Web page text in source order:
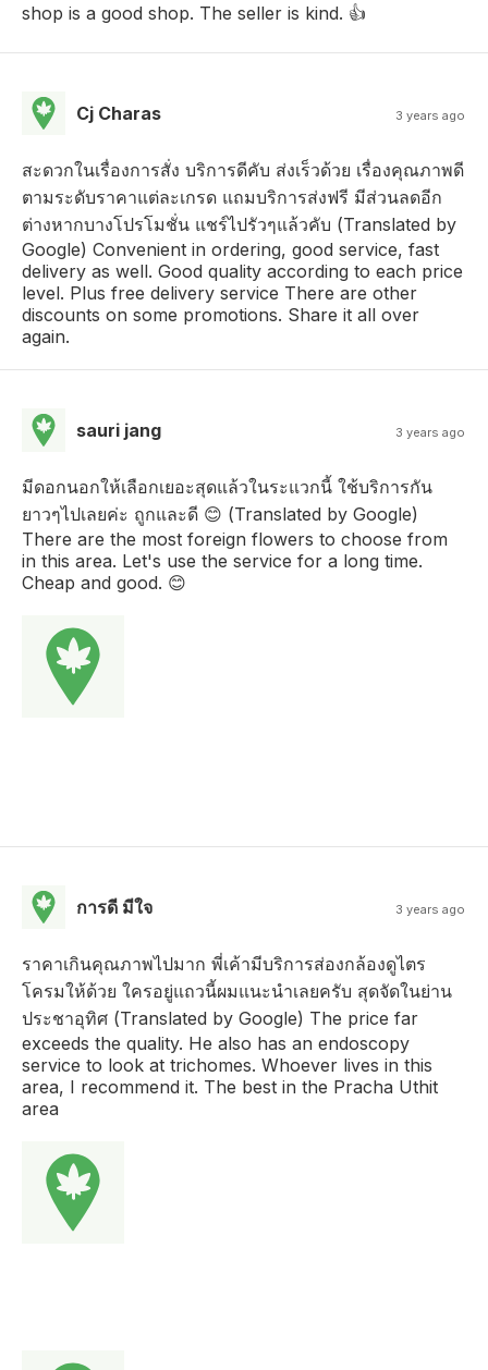
shop is a good shop. The seller is kind. 👍
Cj Charas 3 years ago
สะดวกในเรื่องการสั่ง บริการดีคับ ส่งเร็วด้วย เรื่องคุณภาพดี
ตามระดับราคาแต่ละเกรด แถมบริการส่งฟรี มีส่วนลดอีก
ต่างหากบางโปรโมชั่น แชร์ไปรัวๆแล้วคับ (Translated by
Google) Convenient in ordering, good service, fast
delivery as well. Good quality according to each price
level. Plus free delivery service There are other
discounts on some promotions. Share it all over
again.
sauri jang 3 years ago
มีดอกนอกให้เลือกเยอะสุดแล้วในระแวกนี้ ใช้บริการกัน
ยาวๆไปเลยค่ะ ถูกและดี 😊 (Translated by Google)
There are the most foreign flowers to choose from
in this area. Let's use the service for a long time.
Cheap and good. 😊
การดี มีใจ 3 years ago
ราคาเกินคุณภาพไปมาก พี่เค้ามีบริการส่องกล้องดูไตร
โครมให้ด้วย ใครอยู่แถวนี้ผมแนะนำเลยครับ สุดจัดในย่าน
ประชาอุทิศ (Translated by Google) The price far
exceeds the quality. He also has an endoscopy
service to look at trichomes. Whoever lives in this
area, I recommend it. The best in the Pracha Uthit
area